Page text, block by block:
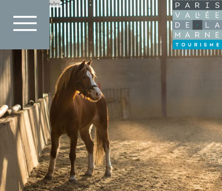
zum
Inhalt
Filipe Dos Santos Mendes